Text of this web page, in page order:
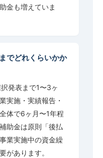
金も増えていま
でどれくらいかか
発表まで1〜3ヶ
実施・実績報告・
体で6ヶ月〜1年程
助金は原則「後払
業実施中の資金繰
があります。